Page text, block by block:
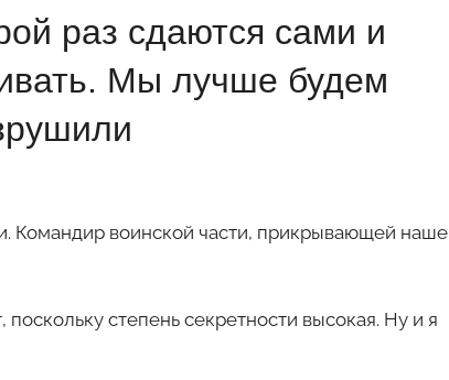
раз сдаются сами и
Мы лучше будем
Командир воинской части, прикрывающей наше
степень секретности высокая. Ну и я